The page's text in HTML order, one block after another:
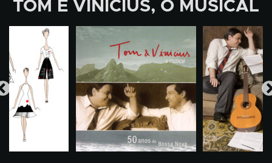
TOM E VINICIUS, O MUSICAL